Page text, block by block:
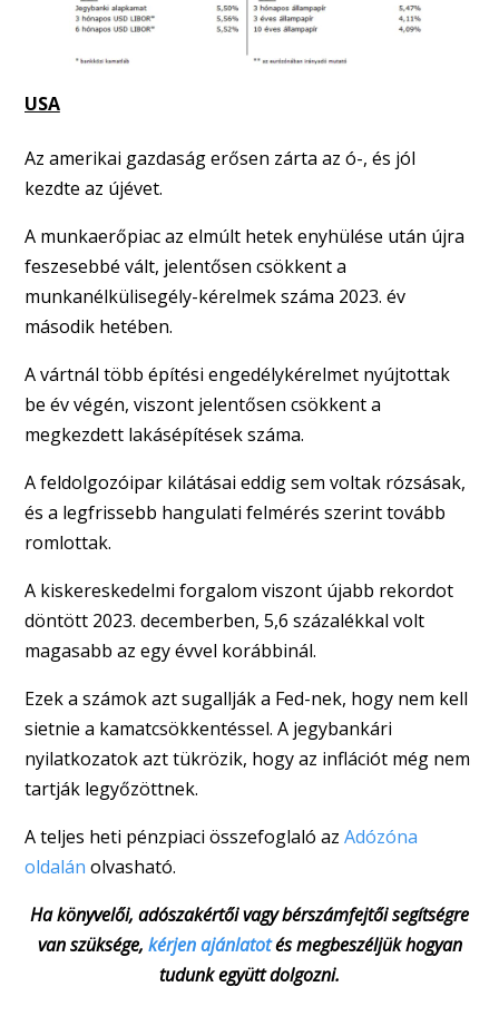
USA
Az amerikai gazdaság erősen zárta az ó-, és jól
kezdte az újévet.
A munkaerőpiac az elmúlt hetek enyhülése után újra
feszesebbé vált, jelentősen csökkent a
munkanélkülisegély-kérelmek száma 2023. év
második hetében.
A vártnál több építési engedélykérelmet nyújtottak
be év végén, viszont jelentősen csökkent a
megkezdett lakásépítések száma.
A feldolgozóipar kilátásai eddig sem voltak rózsásak,
és a legfrissebb hangulati felmérés szerint tovább
romlottak.
A kiskereskedelmi forgalom viszont újabb rekordot
döntött 2023. decemberben, 5,6 százalékkal volt
magasabb az egy évvel korábbinál.
Ezek a számok azt sugallják a Fed-nek, hogy nem kell
sietnie a kamatcsökkentéssel. A jegybankári
nyilatkozatok azt tükrözik, hogy az inflációt még nem
tartják legyőzöttnek.
A teljes heti pénzpiaci összefoglaló az Adózóna
oldalán olvasható.
Ha könyvelői, adószakértői vagy bérszámfejtői segítségre
van szüksége, kérjen ajánlatotés megbeszéljük hogyan
tudunk együtt dolgozni.